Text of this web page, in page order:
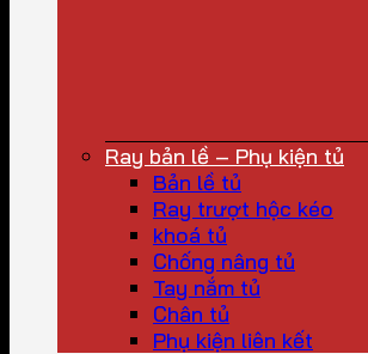
Ray bản lề – Phụ kiện tủ
Bản lề tủ
Ray trượt hộc kéo
khoá tủ
Chống nâng tủ
Tay nắm tủ
Chân tủ
Phụ kiện liên kết